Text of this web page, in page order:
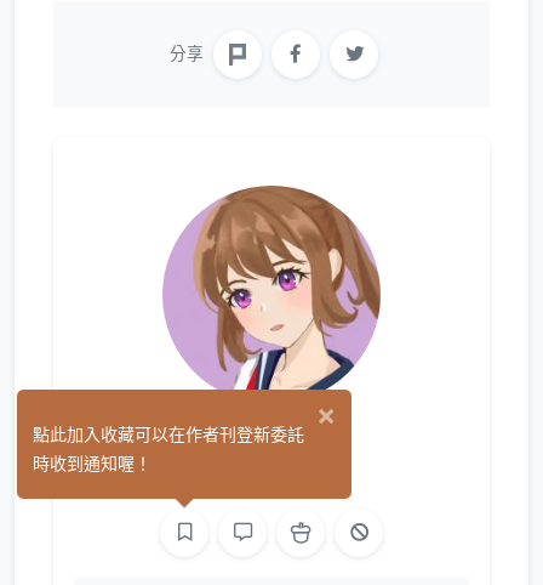
分享
烏魚 (0)
×
點此加入收藏可以在作者刊登新委託
時收到通知喔！